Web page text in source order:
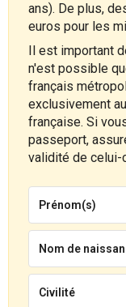
ans). De plus,
euros pour les
Il est important
n'est possible
français
exclusivement
française. Si
passeport,
validité de celui-
Prénom(s)
Nom de
Civilité